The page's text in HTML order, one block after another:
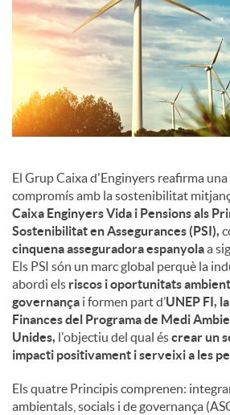
c
o
n
t
i
n
g
u
El Grup Caixa d'Enginyers reafirma una
compromís amb la sostenibilitat
Caixa Enginyers Vida i Pensions als
Sostenibilitat en Assegurances (PSI),
cinquena asseguradora espanyolaa
Els PSI són un marc global perquè la
abordi els riscos i oportunitats
governança i formen part d’UNEP FI,
Finances del Programa de Medi
Unides, l'objectiu del qual éscrear un
impacti positivament i serveixi a les
Els quatre Principis comprenen:
ambientals, socials i de governança